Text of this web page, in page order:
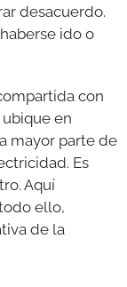
desacuerdo.
ido o
con
en
mayor parte de
Es
Aquí
ello,
de la